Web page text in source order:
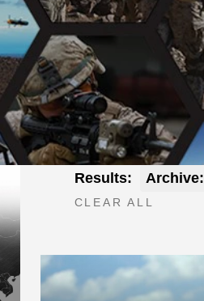
Results: Archive:
CLEAR ALL